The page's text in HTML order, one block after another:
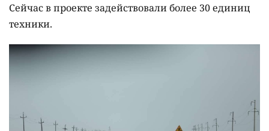
Сейчас в проекте задействовали более 30 единиц
техники.